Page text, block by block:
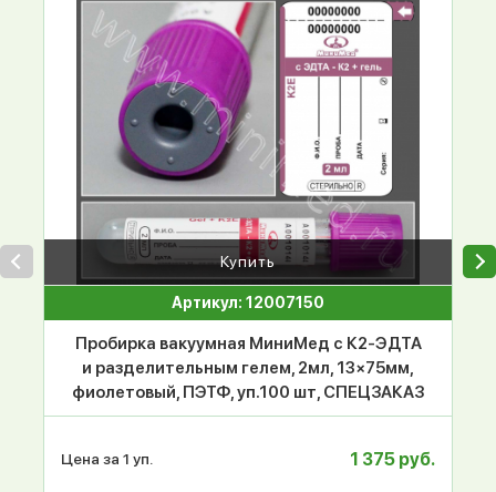
Купить
Артикул: 12007150
Пробирка вакуумная МиниМед с К2-ЭДТА
и разделительным гелем, 2мл, 13×75мм,
фиолетовый, ПЭТФ, уп.100 шт, СПЕЦЗАКАЗ
Цена за 1 уп. 1 375 руб.